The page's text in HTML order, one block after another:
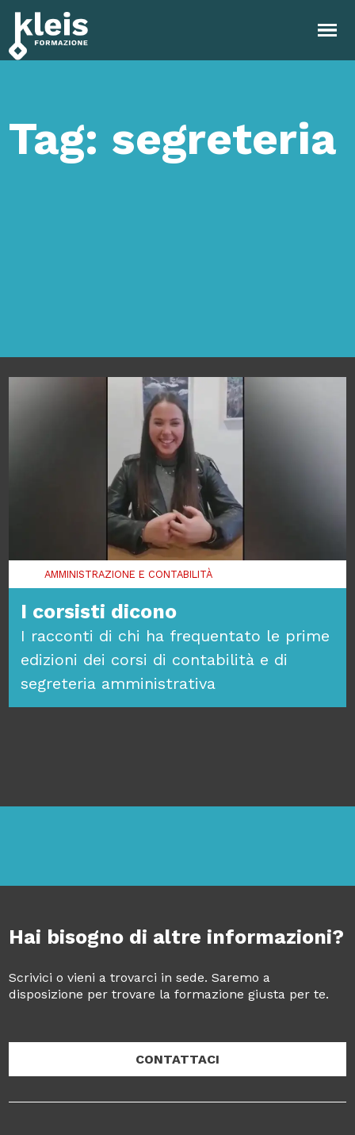
Instagram
Facebook
Tiktok
Tag: segreteria
AMMINISTRAZIONE E CONTABILITÀ
I corsisti dicono
I racconti di chi ha frequentato le prime
edizioni dei corsi di contabilità e di
segreteria amministrativa
Hai bisogno di altre informazioni?
Scrivici o vieni a trovarci in sede. Saremo a
disposizione per trovare la formazione giusta per te.
CONTATTACI